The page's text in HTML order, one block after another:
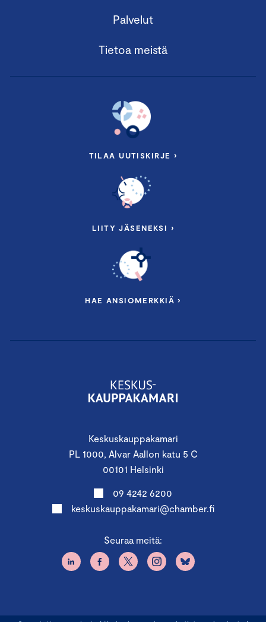
Keskuskauppakamari
PL 1000, Alvar Aallon katu 5 C
00101 Helsinki
09 4242 6200
keskuskauppakamari@chamber.fi
Seuraa meitä:
Palvelut
Tietoa meistä
TILAA UUTISKIRJE ›
LIITY JÄSENEKSI ›
HAE ANSIOMERKKIÄ ›